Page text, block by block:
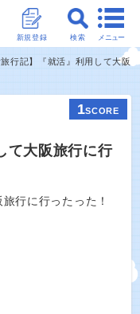
メニュー
検索
新規登録
旅行記】『就活』利用して大阪
1SCORE
て大阪旅行に行